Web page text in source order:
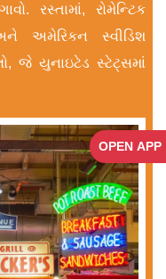
OPEN APP
રસ્તામાં, રોમેન્ટિક
અમેરિકન સ્વીડિશ
જે યુનાઇટેડ સ્ટેટ્સમાં